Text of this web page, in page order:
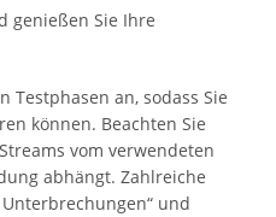
genießen Sie Ihre
Testphasen an, sodass Sie
können. Beachten Sie
vom verwendeten
abhängt. Zahlreiche
und